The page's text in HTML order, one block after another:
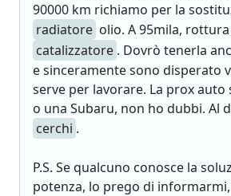
90000 km richiamo per la
radiatore olio. A 95mila,
catalizzatore . Dovrò tenerla
e sinceramente sono disperato
serve per lavorare. La prox auto
o una Subaru, non ho dubbi. Al
cerchi .
P.S. Se qualcuno conosce la
potenza, lo prego di informarmi,